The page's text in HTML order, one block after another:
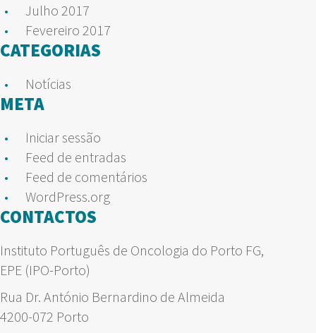
Julho 2017
Fevereiro 2017
CATEGORIAS
Notícias
META
Iniciar sessão
Feed de entradas
Feed de comentários
WordPress.org
CONTACTOS
Instituto Português de Oncologia do Porto FG,
EPE (IPO-Porto)
Rua Dr. António Bernardino de Almeida
4200-072 Porto